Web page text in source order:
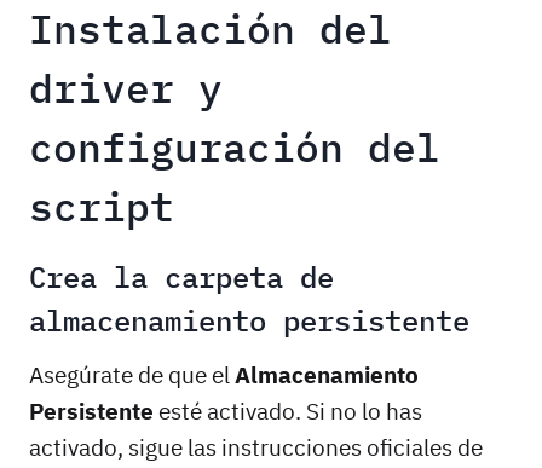
Instalación del
driver y
configuración del
script
Crea la carpeta de
almacenamiento persistente
Asegúrate de que elAlmacenamiento
Persistente esté activado. Si no lo has
activado, sigue las instrucciones oficiales de